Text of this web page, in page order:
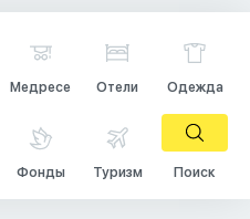
Медресе Отели Одежда
Фонды Туризм Поиск